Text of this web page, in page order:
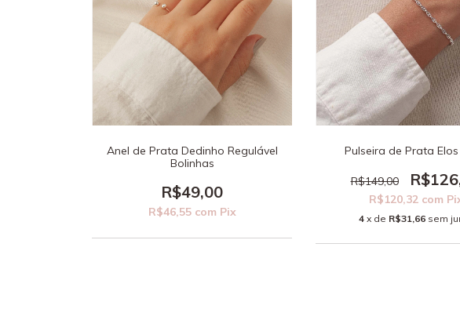
Anel de Prata Dedinho Regulável
Bolinhas
R$49,00
R$46,55 com Pix
Pulseira de Prata
R$149,00
R$120,32 com
4 x de R$31,66 sem